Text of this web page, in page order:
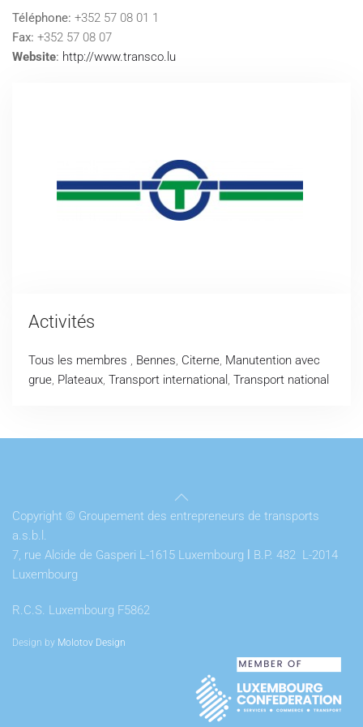
Téléphone: +352 57 08 01 1
Fax: +352 57 08 07
Website: http://www.transco.lu
Activités
Tous les membres , Bennes, Citerne, Manutention avec
grue, Plateaux, Transport international , Transport national
Copyright © Groupement des entrepreneurs de transports
a.s.b.l.
7, rue Alcide de Gasperi L-1615 Luxembourg
B.P. 482 L-2014
Luxembourg
R.C.S. Luxembourg F5862
Design by Molotov Design